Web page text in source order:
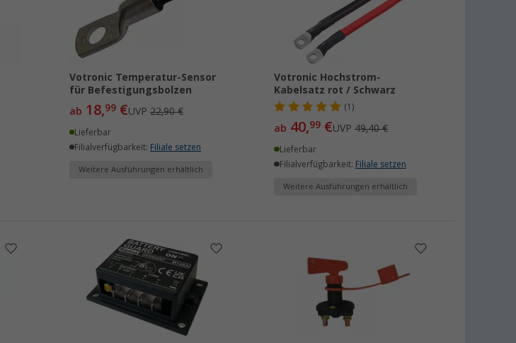
Votronic Temperatur-Sensor
für Befestigungsbolzen
ab 18,99€UVP22,90 €
Lieferbar
Filialverfügbarkeit: Filiale setzen
Weitere Ausführungen erhältlich
Votronic Hochstrom-
Kabelsatz rot / Schwarz
(1)
ab 40,99 €UVP49,40 €
Lieferbar
Filialverfügbarkeit: Filiale setzen
Weitere Ausführungen erhältlich